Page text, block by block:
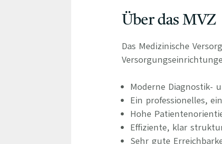
Über das MVZ
Das Medizinische
Moderne Diagnostik-
Ein professionelles,
Hohe
Effiziente, klar
Sehr gute